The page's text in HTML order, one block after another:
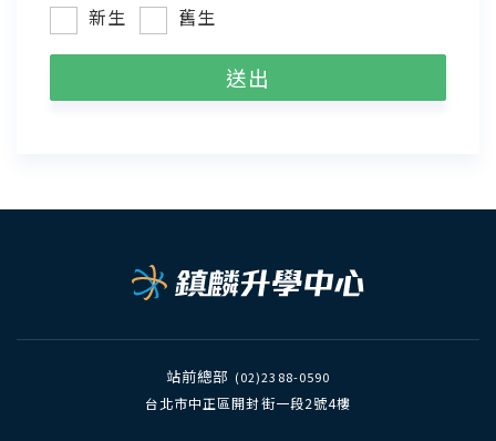
新生 舊生
站前總部 (02)2388-0590
台北市中正區開封街一段2號4樓